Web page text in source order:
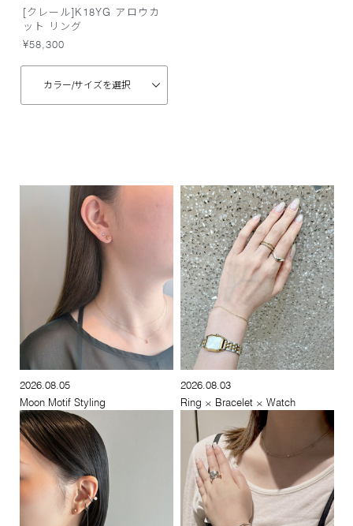
[クレール]K18YG アロウカ
ット リング
¥58,300
カラー/サイズを選択
2026.08.05
Moon Motif Styling
2026.08.03
Ring × Bracelet × Watch